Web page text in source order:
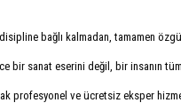
bağlı kalmadan, tamamen
bir sanat eserini değil, bir insanın
ve ücretsiz eksper